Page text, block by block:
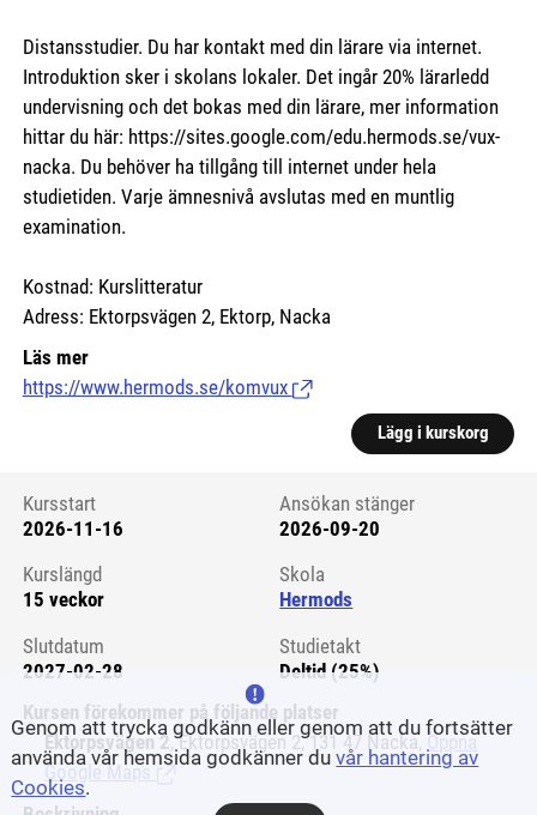
Distansstudier. Du har kontakt med din lärare via internet.
Introduktion sker i skolans lokaler. Det ingår 20% lärarledd
undervisning och det bokas med din lärare, mer information
hittar du här: https://sites.google.com/edu.hermods.se/vux-
nacka. Du behöver ha tillgång till internet under hela
studietiden. Varje ämnesnivå avslutas med en muntlig
examination.
Kostnad: Kurslitteratur
Adress: Ektorpsvägen 2, Ektorp, Nacka
Läs mer
https://www.hermods.se/komvux (Länk till extern sida.)
Lägg i kurskorg
Kursstart 6125541
Kursstart
2026-11-16
Ansökan stänger
2026-09-20
Kurslängd
15 veckor
Skola
Hermods
Slutdatum
2027-02-28
Studietakt
Deltid (25%)
Kursen förekommer på följande platser
Ektorpsvägen 2, Ektorpsvägen 2, 131 47 Nacka,
(Länk till extern sida.)
Genom att trycka godkänn eller genom att du fortsätter
använda vår hemsida godkänner duvår hantering av
Cookies.